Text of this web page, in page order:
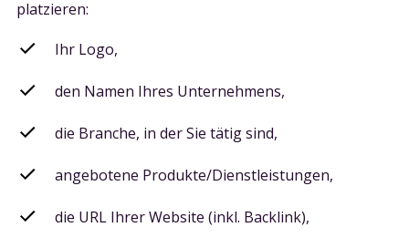
platzieren:
Ihr Logo,
den Namen Ihres Unternehmens,
die Branche, in der Sie tätig sind,
angebotene Produkte/Dienstleistungen,
die URL Ihrer Website (inkl. Backlink),